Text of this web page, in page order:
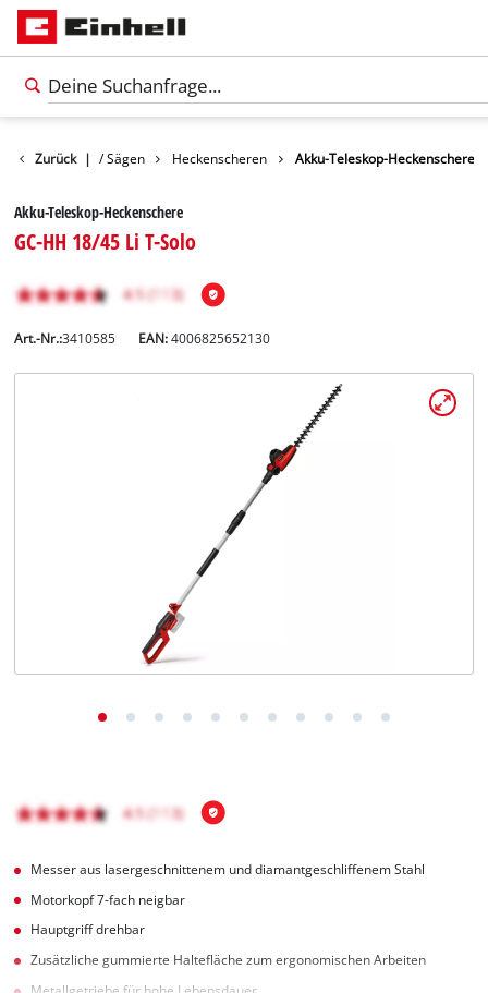
Zurück |
Gartenscheren / Sägen Heckenscheren Akku-Teleskop-Heckenschere
Akku-Teleskop-Heckenschere
GC-HH 18/45 Li T-Solo
Art.-Nr.:3410585 EAN:4006825652130
Messer aus lasergeschnittenem und diamantgeschliffenem Stahl
Motorkopf 7-fach neigbar
Hauptgriff drehbar
Zusätzliche gummierte Haltefläche zum ergonomischen Arbeiten